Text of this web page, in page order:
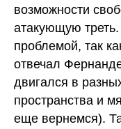
возможности
атакующую
проблемой, так
отвечал
двигался в
пространства и
еще вернемся).